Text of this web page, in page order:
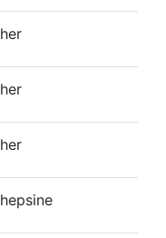
her
her
her
hepsine